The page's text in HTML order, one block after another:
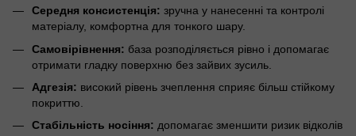
Середня консистенція: зручна у нанесенні та контролі
матеріалу, комфортна для тонкого шару.
Самовірівнення: база розподіляється рівно і допомагає
отримати гладку поверхню без зайвих зусиль.
Адгезія: високий рівень зчеплення сприяє більш стійкому
покриттю.
Стабільність носіння: допомагає зменшити ризик відколів